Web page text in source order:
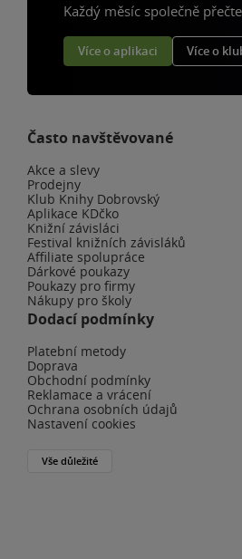
Každý měsíc společně
Více o aplikaci Více o
Často navštěvované
Akce a slevy
Prodejny
Klub Knihy Dobrovský
Aplikace KDčko
Knižní závisláci
Festival knižních závisláků
Affiliate spolupráce
Dárkové poukazy
Poukazy pro firmy
Nákupy pro školy
Dodací podmínky
Platební metody
Doprava
Obchodní podmínky
Reklamace a vrácení
Ochrana osobních údajů
Nastavení cookies
Vše důležité